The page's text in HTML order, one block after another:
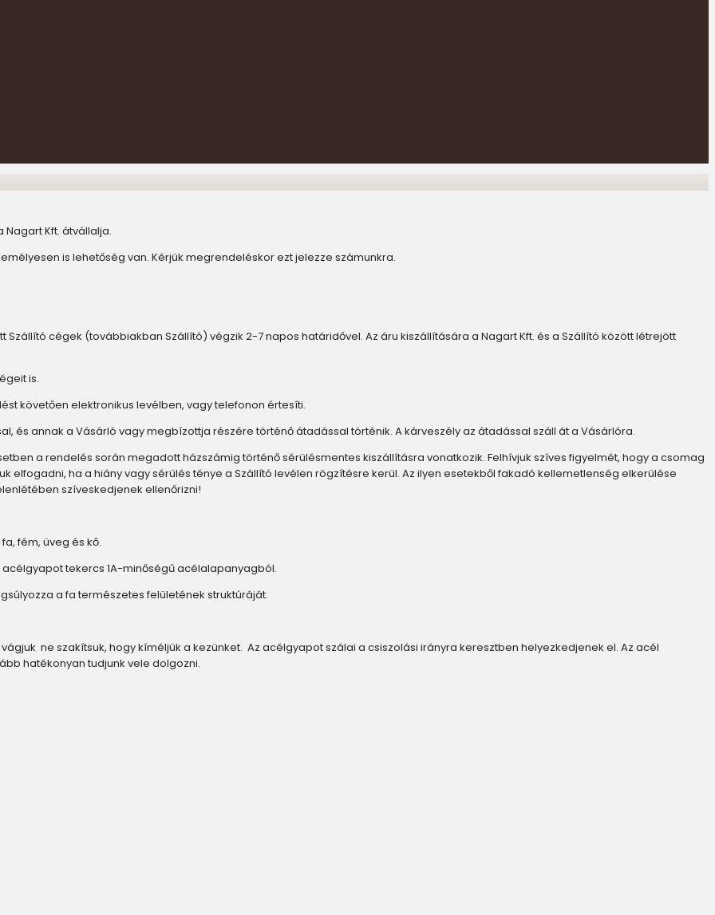
Kft. átvállalja.
is lehetőség van. Kérjük megrendeléskor ezt jelezze számunkra.
cégek (továbbiakban Szállító) végzik 2-7 napos határidővel. Az áru kiszállítására a Nagart Kft. és a Szállító között létrejött
is.
követően elektronikus levélben, vagy telefonon értesíti.
és annak a Vásárló vagy megbízottja részére történő átadással történik. A kárveszély az átadással száll át a Vásárlóra.
a rendelés során megadott házszámig történő sérülésmentes kiszállításra vonatkozik. Felhívjuk szíves figyelmét, hogy a csomag
ha a hiány vagy sérülés ténye a Szállító levélen rögzítésre kerül. Az ilyen esetekből fakadó kellemetlenség elkerülése
szíveskedjenek ellenőrizni!
fém, üveg és kő.
tekercs 1A-minőségű acélalapanyagból.
a fa természetes felületének struktúráját.
ne szakítsuk, hogy kíméljük a kezünket. Az acélgyapot szálai a csiszolási irányra keresztben helyezkedjenek el. Az acél
hatékonyan tudjunk vele dolgozni.